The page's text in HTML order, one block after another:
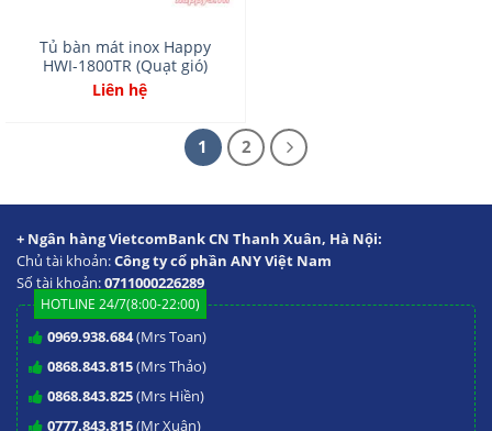
Tủ bàn mát inox Happy
HWI-1800TR (Quạt gió)
Liên hệ
1 2
+ Ngân hàng VietcomBank CN Thanh Xuân, Hà Nội:
Chủ tài khoản:Công ty cổ phần ANY Việt Nam
Số tài khoản:0711000226289
HOTLINE 24/7(8:00-22:00)
0969.938.684(Mrs Toan)
0868.843.815(Mrs Thảo)
0868.843.825(Mrs Hiền)
0777.843.815(Mr Xuân)